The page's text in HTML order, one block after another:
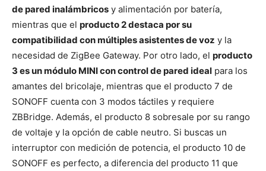
de pared inalámbricos y alimentación por batería,
mientras que el producto 2 destaca por su
compatibilidad con múltiples asistentes de voz y la
necesidad de ZigBee Gateway. Por otro lado, el producto
3 es un módulo MINI con control de pared ideal para los
amantes del bricolaje, mientras que el producto 7 de
SONOFF cuenta con 3 modos táctiles y requiere
ZBBridge. Además, el producto 8 sobresale por su rango
de voltaje y la opción de cable neutro. Si buscas un
interruptor con medición de potencia, el producto 10 de
SONOFF es perfecto, a diferencia del producto 11 que